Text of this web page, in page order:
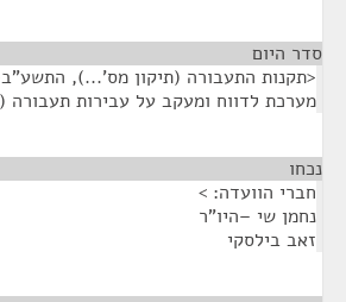
סדר היום
מערכת לדווח ומעקב על עבירות תעבורה
נכחו
חברי הוועדה: >
נחמן שי –היו"ר
זאב בילסקי